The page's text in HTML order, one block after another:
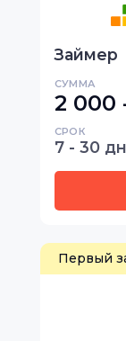
Займер
СУММА
2 000
СРОК
7 - 30
Первый